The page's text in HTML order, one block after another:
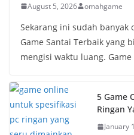
August 5, 2026 omahgame
Sekarang ini sudah banyak
Game Santai Terbaik yang
mengisi waktu luang.
5 Game
Ringan
January